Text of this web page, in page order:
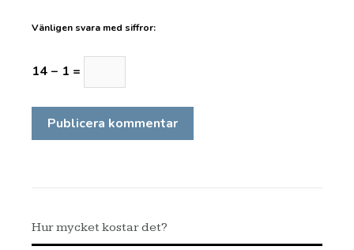
Vänligen svara med siffror:
14 − 1 =
Hur mycket kostar det?